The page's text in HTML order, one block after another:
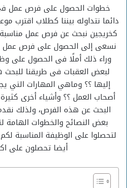
خطوات الحصول على فرص عمل
دائما نتداوله بيننا كطلاب اقترب
كخريجين نبحث عن فرص عمل مناسبة
نسعى إلى الحصول على فرص
وراء ذلك أملًا فى الحصول على
لبعض العقبات فى طريقنا
إليها ؟؟ وماهي المهارات التي
أصحاب العمل ؟؟ وأشياء أخرى
البحث عن هذه الفرص، ولذلك
بعض النصائح والخطوات الهامة
لتحصلوا على الوظيفة المناسبة
أيضا تحصلون على